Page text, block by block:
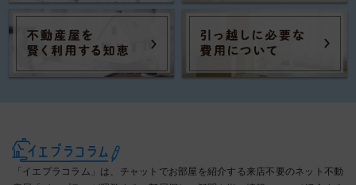
「イエプラコラム」は、チャットでお部屋を紹介する来店不要のネット不動